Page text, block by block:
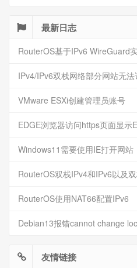
最新日志
RouterOS基于IPv6 WireGuard
IPv4/IPv6双栈网络部分网站无法
VMware ESXi创建管理员账号
Windows11需要使用IE打开网站
RouterOS双栈IPv4和IPv6以及
RouterOS使用NAT66配置IPv6
Debian13报错cannot change
友情链接